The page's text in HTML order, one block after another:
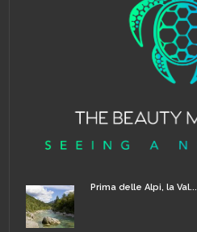
Prima delle Alpi, la Val...